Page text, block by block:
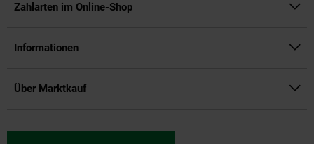
Zahlarten im Online-Shop
Informationen
Über Marktkauf